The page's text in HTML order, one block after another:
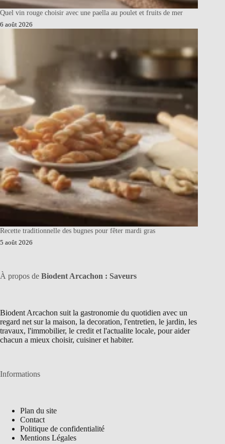
Quel vin rouge choisir avec une paella au poulet et fruits de mer
6 août 2026
Recette traditionnelle des bugnes pour fêter mardi gras
5 août 2026
À propos de Biodent Arcachon : Saveurs
Biodent Arcachon suit la gastronomie du quotidien avec un
regard net sur la maison, la decoration, l'entretien, le jardin, les
travaux, l'immobilier, le credit et l'actualite locale, pour aider
chacun a mieux choisir, cuisiner et habiter.
Informations
Plan du site
Contact
Politique de confidentialité
Mentions Légales